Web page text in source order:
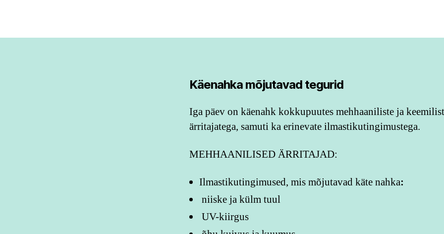
Käenahka mõjutavad tegurid
Iga päev on käenahk kokkupuutes mehhaaniliste ja
ärritajatega, samuti ka erinevate ilmastikutingimustega.
MEHHAANILISED ÄRRITAJAD:
Ilmastikutingimused, mis mõjutavad käte nahka:
niiske ja külm tuul
UV-kiirgus